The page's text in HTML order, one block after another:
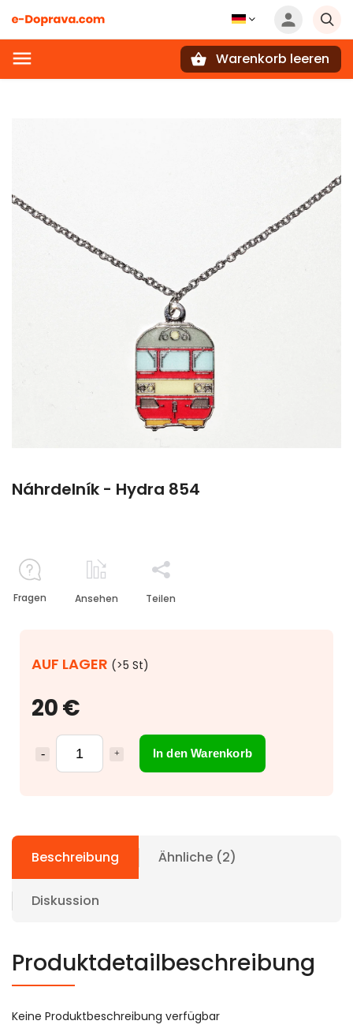
Warenkorb leeren
Náhrdelník - Hydra 854
20 €
In den Warenkorb
AUF LAGER (>5 St)
Fragen Ansehen Teilen
Beschreibung Ähnliche (2)
Diskussion
Produktdetailbeschreibung
Keine Produktbeschreibung verfügbar